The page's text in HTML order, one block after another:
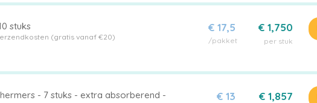
stuks
(gratis vanaf €20)
€ 17,5
/pakket
€ 1,750
per stuk
- 7 stuks - extra absorberend -
€ 13 € 1,857